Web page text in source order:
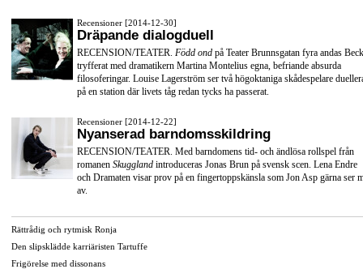
Recensioner [2014-12-30]
Dräpande dialogduell
RECENSION/TEATER. Född ond på Teater Brunnsgatan fyra andas
tryfferat med dramatikern Martina Montelius egna, befriande absurda
filosoferingar. Louise Lagerström ser två högoktaniga skådespelare
på en station där livets tåg redan tycks ha passerat.
Recensioner [2014-12-22]
Nyanserad barndomsskildring
RECENSION/TEATER. Med barndomens tid- och ändlösa rollspel från
romanen Skuggland introduceras Jonas Brun på svensk scen. Lena Endre
och Dramaten visar prov på en fingertoppskänsla som Jon Asp gärna ser
av.
Rättrådig och rytmisk Ronja
Den slipsklädde karriäristen Tartuffe
Frigörelse med dissonans